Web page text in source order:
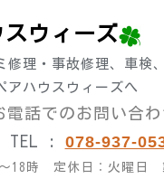
スウィーズ
修理・事故修理、車検
アハウスウィーズへ
電話でのお問い合わ
TEL :
078-937-
18 時 定休日：火曜日